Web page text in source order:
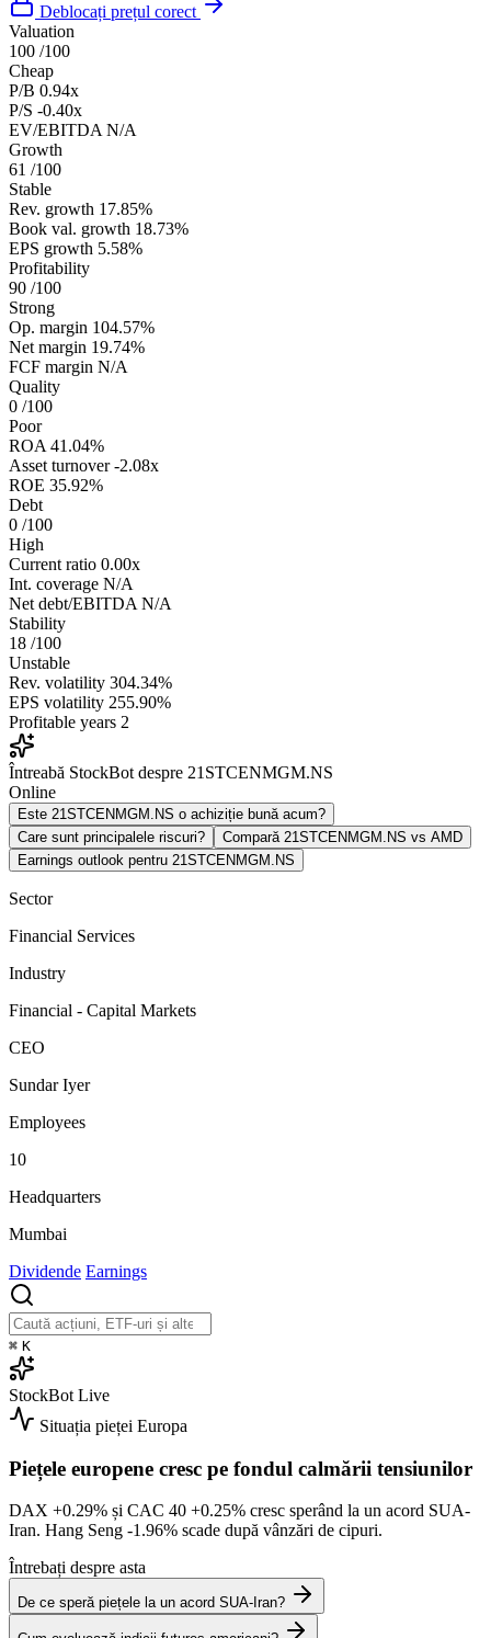
Deblocați prețul corect
Valuation
100 /100
Cheap
P/B 0.94x
P/S -0.40x
EV/EBITDA N/A
Growth
61 /100
Stable
Rev. growth 17.85%
Book val. growth 18.73%
EPS growth 5.58%
Profitability
90 /100
Strong
Op. margin 104.57%
Net margin 19.74%
FCF margin N/A
Quality
0 /100
Poor
ROA 41.04%
Asset turnover -2.08x
ROE 35.92%
Debt
0 /100
High
Current ratio 0.00x
Int. coverage N/A
Net debt/EBITDA N/A
Stability
18 /100
Unstable
Rev. volatility 304.34%
EPS volatility 255.90%
Profitable years 2
Întreabă StockBot despre 21STCENMGM.NS
Online
Este 21STCENMGM.NS o achiziție bună acum?
Care sunt principalele riscuri?
Compară 21STCENMGM.NS vs AMD
Earnings outlook pentru 21STCENMGM.NS
Sector
Financial Services
Industry
Financial - Capital Markets
CEO
Sundar Iyer
Employees
10
Headquarters
Mumbai
Dividende Earnings
⌘ K
StockBot Live
Situația pieței Europa
Piețele europene cresc pe fondul calmării tensiunilor
DAX +0.29% și CAC 40 +0.25% cresc sperând la un acord SUA-
Iran. Hang Seng -1.96% scade după vânzări de cipuri.
Întrebați despre asta
De ce speră piețele la un acord SUA-Iran?